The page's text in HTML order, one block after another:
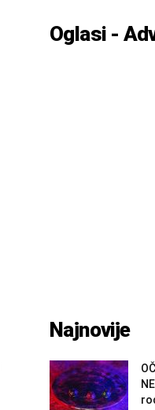
Oglasi -
Najnovije